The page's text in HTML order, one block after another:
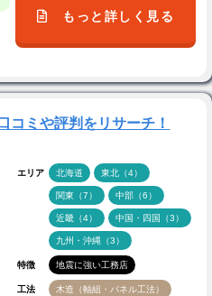
もっと詳しく見る
コミや評判をリサーチ！
エリア 北海道 東北（4）
関東（7） 中部（6）
近畿（4） 中国・四国（3）
九州・沖縄（3）
特徴 地震に強い工務店
工法 木造（軸組・パネル工法）